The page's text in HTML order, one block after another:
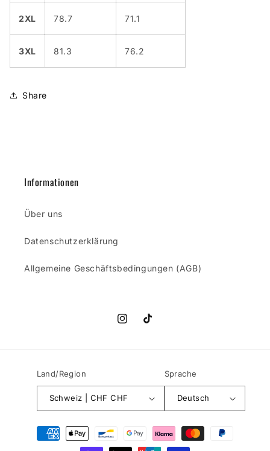
2XL 78.7 71.1
3XL 81.3 76.2
Share
Informationen
Über uns
Datenschutzerklärung
Allgemeine Geschäftsbedingungen (AGB)
InstagramTikTok
Land/Region
Schweiz | CHF CHF
Sprache
Deutsch
Zahlungsmethoden